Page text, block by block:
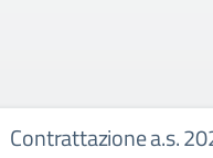
Contrattazione a.s.